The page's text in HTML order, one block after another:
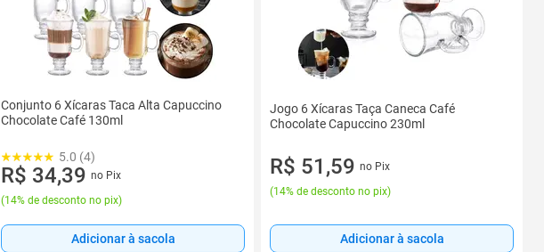
Conjunto 6 Xícaras Taca Alta Capuccino
Chocolate Café 130ml
5.0 (4)
R$ 34,39 no Pix
(14% de desconto no pix)
Adicionar à sacola
Jogo 6 Xícaras Taça Caneca Café
Chocolate Capuccino 230ml
R$ 51,59 no Pix
(14% de desconto no pix)
Adicionar à sacola